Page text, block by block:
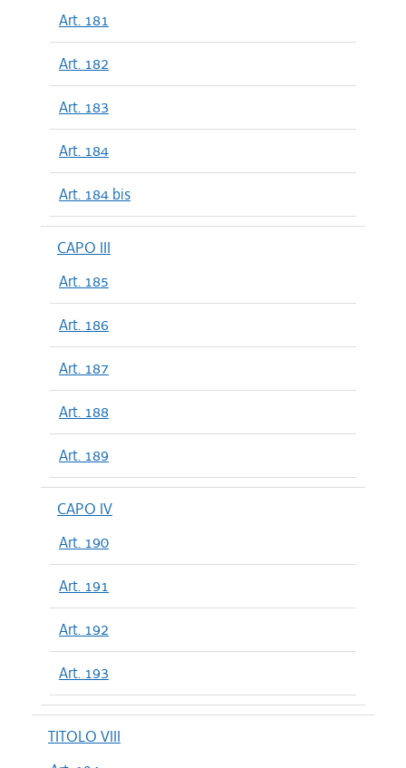
Art. 181
Art. 182
Art. 183
Art. 184
Art. 184 bis
CAPO III
Art. 185
Art. 186
Art. 187
Art. 188
Art. 189
CAPO IV
Art. 190
Art. 191
Art. 192
Art. 193
TITOLO VIII